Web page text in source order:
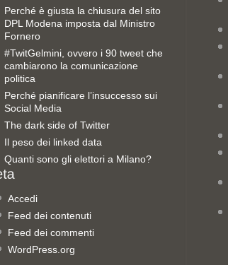
Perché è giusta la chiusura del sito
DPL Modena imposta dal Ministro
Fornero
#TwitGelmini, ovvero i 90 tweet che
cambiarono la comunicazione
politica
Perché pianificare l’insuccesso sui
Social Media
The dark side of Twitter
Il peso dei linked data
Quanti sono gli elettori a Milano?
Accedi
Feed dei contenuti
Feed dei commenti
WordPress.org